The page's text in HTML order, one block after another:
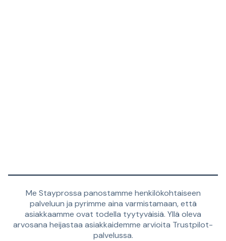
Me Stayprossa panostamme henkilökohtaiseen
palveluun ja pyrimme aina varmistamaan, että
asiakkaamme ovat todella tyytyväisiä. Yllä oleva
arvosana heijastaa asiakkaidemme arvioita Trustpilot-
palvelussa.